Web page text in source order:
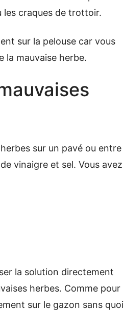
les craques de trottoir.
sur la pelouse car vous
la mauvaise herbe.
sur un pavé ou entre
vinaigre et sel. Vous avez
la solution directement
herbes. Comme pour
sur le gazon sans quoi